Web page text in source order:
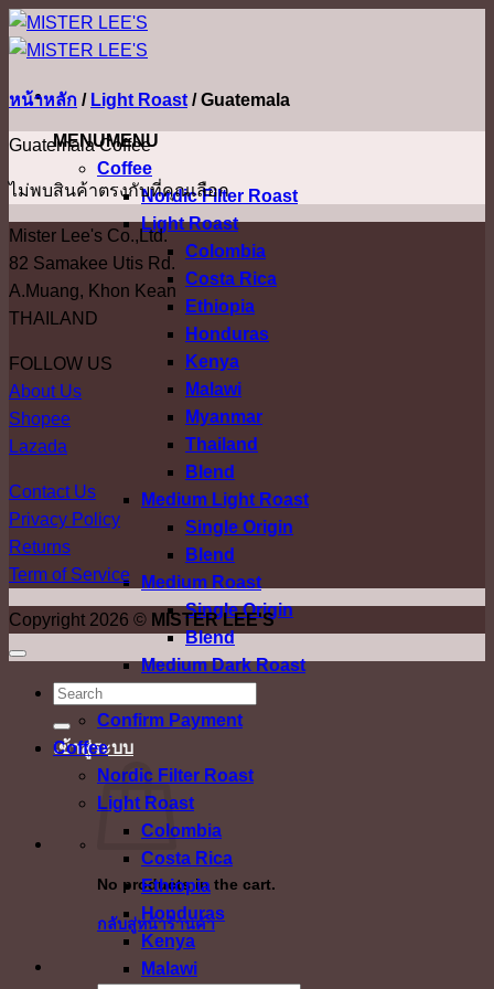
ข้าม
ไป
เนื้อหา
MENUMENU
Coffee
Nordic Filter Roast
Light Roast
Colombia
Costa Rica
Ethiopia
Honduras
Kenya
Malawi
Myanmar
Thailand
Blend
Medium Light Roast
Single Origin
Blend
Medium Roast
Single Origin
Blend
Medium Dark Roast
Confirm Payment
เข้าสู่ระบบ
No products in the cart.
กลับสู่หน้าร้านค้า
หน้าหลัก / Light Roast /Guatemala
Guatemala Coffee
ไม่พบสินค้าตรงกับที่คุณเลือก
Mister Lee's Co.,Ltd.
82 Samakee Utis Rd.
A.Muang, Khon Kean
THAILAND
FOLLOW US
About Us
Shopee
Lazada
Contact Us
Privacy Policy
Returns
Term of Service
Copyright 2026 © MISTER LEE'S
ค้นหา:
Coffee
Nordic Filter Roast
Light Roast
Colombia
Costa Rica
Ethiopia
Honduras
Kenya
Malawi